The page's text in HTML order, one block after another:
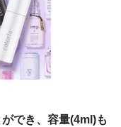
でき、容量(4ml)も